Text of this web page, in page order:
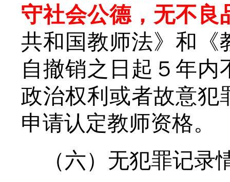
守社会公德，无不良
共和国教师法》和《
自撤销之日起５年
政治权利或者故意犯
申请认定教师资格。
（六）无犯罪记